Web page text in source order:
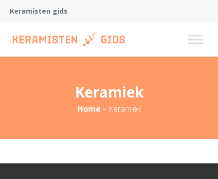
Keramisten gids
Keramiek
Home » Keramiek